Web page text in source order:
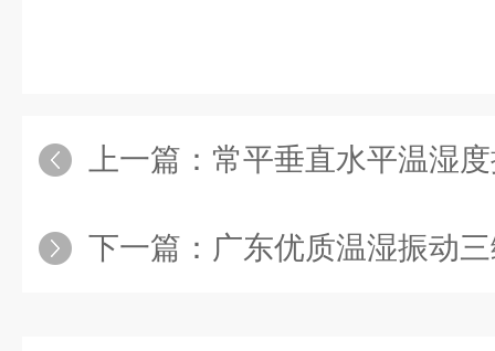
上一篇： 常平垂直水平温湿
下一篇： 广东优质温湿振动